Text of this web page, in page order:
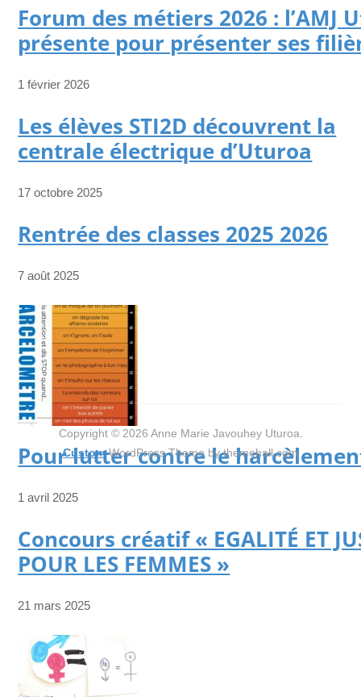
Forum des métiers 2026 : l’AMJ
présente pour présenter ses
1 février 2026
Les élèves STI2D découvrent la
centrale électrique d’Uturoa
17 octobre 2025
Rentrée des classes 2025 2026
7 août 2025
Pour lutter contre le
1 avril 2025
Concours créatif « EGALITÉ ET
POUR LES FEMMES »
21 mars 2025
Copyright © 2026 Anne Marie Javouhey Uturoa.
CustomWordPress Theme by themehall.com